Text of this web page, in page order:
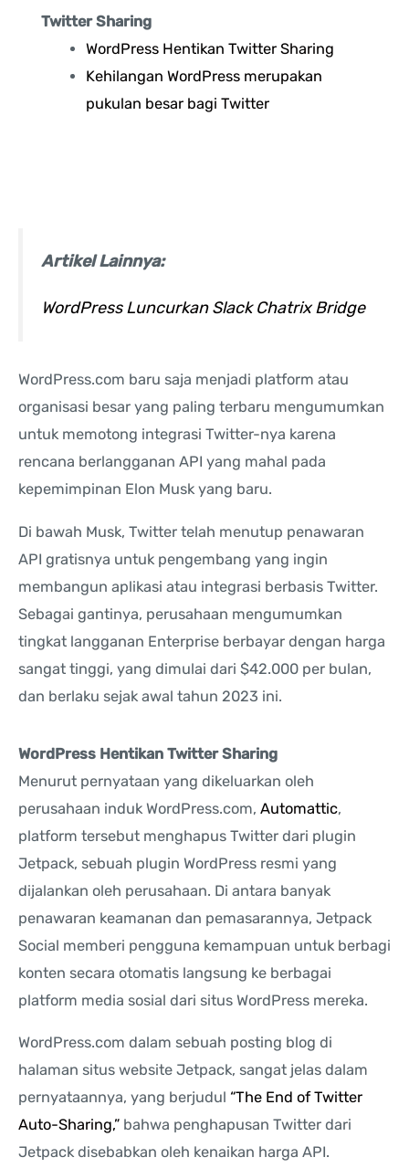
Twitter Sharing
WordPress Hentikan Twitter Sharing
Kehilangan WordPress merupakan
pukulan besar bagi Twitter
Artikel Lainnya:
WordPress Luncurkan Slack Chatrix Bridge
WordPress.com baru saja menjadi platform atau
organisasi besar yang paling terbaru mengumumkan
untuk memotong integrasi Twitter-nya karena
rencana berlangganan API yang mahal pada
kepemimpinan Elon Musk yang baru.
Di bawah Musk, Twitter telah menutup penawaran
API gratisnya untuk pengembang yang ingin
membangun aplikasi atau integrasi berbasis Twitter.
Sebagai gantinya, perusahaan mengumumkan
tingkat langganan Enterprise berbayar dengan harga
sangat tinggi, yang dimulai dari $42.000 per bulan,
dan berlaku sejak awal tahun 2023 ini.
WordPress Hentikan Twitter Sharing
Menurut pernyataan yang dikeluarkan oleh
perusahaan induk WordPress.com, Automattic,
platform tersebut menghapus Twitter dari plugin
Jetpack, sebuah plugin WordPress resmi yang
dijalankan oleh perusahaan. Di antara banyak
penawaran keamanan dan pemasarannya, Jetpack
Social memberi pengguna kemampuan untuk berbagi
konten secara otomatis langsung ke berbagai
platform media sosial dari situs WordPress mereka.
WordPress.com dalam sebuah posting blog di
halaman situs website Jetpack, sangat jelas dalam
pernyataannya, yang berjudul “The End of Twitter
Auto-Sharing,” bahwa penghapusan Twitter dari
Jetpack disebabkan oleh kenaikan harga API.